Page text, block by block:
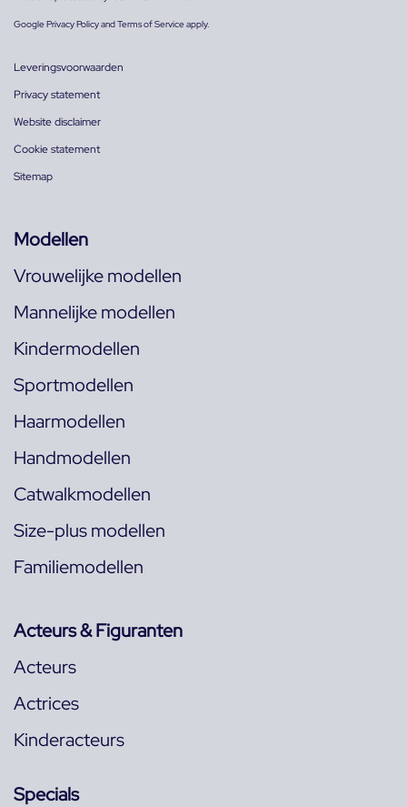
GooglePrivacy PolicyandTerms of Serviceapply.
Leveringsvoorwaarden
Privacy statement
Website disclaimer
Cookie statement
Sitemap
Modellen
Vrouwelijke modellen
Mannelijke modellen
Kindermodellen
Sportmodellen
Haarmodellen
Handmodellen
Catwalkmodellen
Size-plus modellen
Familiemodellen
Acteurs & Figuranten
Acteurs
Actrices
Kinderacteurs
Specials